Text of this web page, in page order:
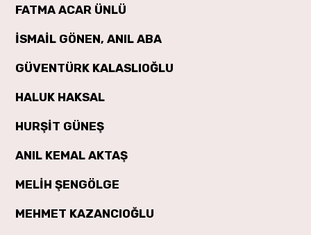
FATMA ACAR ÜNLÜ
İSMAİL GÖNEN, ANIL ABA
GÜVENTÜRK KALASLIOĞLU
HALUK HAKSAL
HURŞİT GÜNEŞ
ANIL KEMAL AKTAŞ
MELİH ŞENGÖLGE
MEHMET KAZANCIOĞLU